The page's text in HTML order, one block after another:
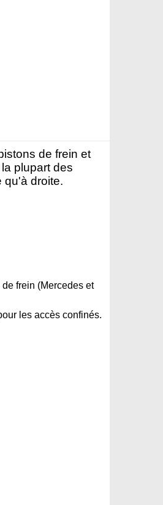
de frein et
plupart des
qu'à droite.
frein (Mercedes et
les accès confinés.